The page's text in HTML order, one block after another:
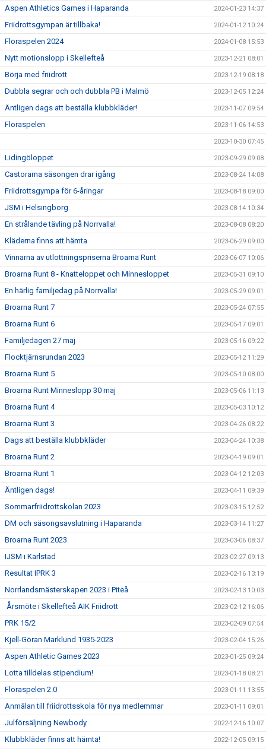
Aspen Athletics Games i Haparanda 2024-01-23 14:37
Friidrottsgympan är tillbaka! 2024-01-12 10:24
Floraspelen 2024 2024-01-08 15:53
Nytt motionslopp i Skellefteå 2023-12-21 08:01
Börja med friidrott 2023-12-19 08:18
Dubbla segrar och och dubbla PB i Malmö 2023-12-05 12:24
Äntligen dags att beställa klubbkläder! 2023-11-07 09:54
Floraspelen 2023-11-06 14:53
2023-10-30 07:45
Lidingöloppet 2023-09-29 09:08
Castorama säsongen drar igång 2023-08-24 14:08
Friidrottsgympa för 6-åringar 2023-08-18 09:00
JSM i Helsingborg 2023-08-14 10:34
En strålande tävling på Norrvalla! 2023-08-08 08:20
Kläderna finns att hämta 2023-06-29 09:00
Vinnarna av utlottningspriserna Broarna Runt 2023-06-07 10:06
Broarna Runt 8 - Knatteloppet och Minnesloppet 2023-05-31 09:10
En härlig familjedag på Norrvalla! 2023-05-29 09:01
Broarna Runt 7 2023-05-24 07:55
Broarna Runt 6 2023-05-17 09:01
Familjedagen 27 maj 2023-05-16 09:22
Flocktjärnsrundan 2023 2023-05-12 11:29
Broarna Runt 5 2023-05-10 08:00
Broarna Runt Minneslopp 30 maj 2023-05-06 11:13
Broarna Runt 4 2023-05-03 10:12
Broarna Runt 3 2023-04-26 08:22
Dags att beställa klubbkläder 2023-04-24 10:38
Broarna Runt 2 2023-04-19 09:01
Broarna Runt 1 2023-04-12 12:03
Äntligen dags! 2023-04-11 09:39
Sommarfriidrottskolan 2023 2023-03-15 12:52
DM och säsongsavslutning i Haparanda 2023-03-14 11:27
Broarna Runt 2023 2023-03-06 08:37
IJSM i Karlstad 2023-02-27 09:13
Resultat IPRK 3 2023-02-16 13:19
Norrlandsmästerskapen 2023 i Piteå 2023-02-13 10:03
Årsmöte i Skellefteå AIK Friidrott 2023-02-12 16:06
PRK 15/2 2023-02-09 07:54
Kjell-Göran Marklund 1935-2023 2023-02-04 15:26
Aspen Athletic Games 2023 2023-01-25 09:24
Lotta tilldelas stipendium! 2023-01-18 08:21
Floraspelen 2.0 2023-01-11 13:55
Anmälan till friidrottsskola för nya medlemmar 2023-01-11 09:01
Julförsäljning Newbody 2022-12-16 10:07
Klubbkläder finns att hämta! 2022-12-05 09:15